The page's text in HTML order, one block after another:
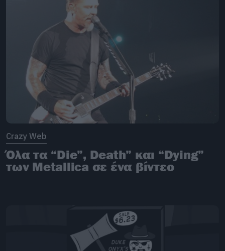
Crazy Web
Όλα τα “Die”, Death” και “Dying”
των Metallica σε ένα βίντεο